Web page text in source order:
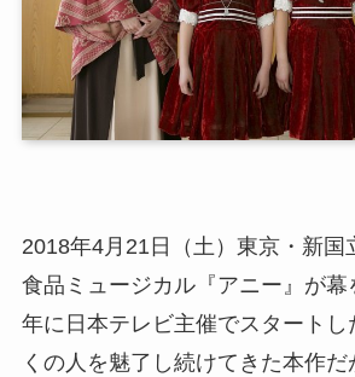
2018年4月21日（土）東京・新国
食品ミュージカル『アニー』が
年に日本テレビ主催でスタートし
くの人を魅了し続けてきた本作